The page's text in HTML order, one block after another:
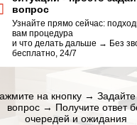
Узнайте прямо сейчас:
вам процедура
и что делать дальше → Без
бесплатно, 24/7
вопрос
на кнопку → Задайте
вопрос → Получите ответ
очередей и ожидания